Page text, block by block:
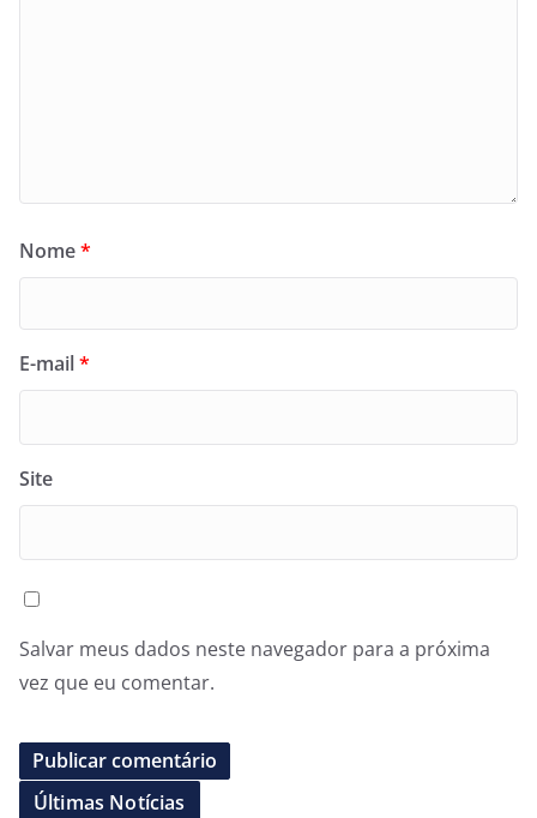
Nome*
E-mail*
Site
Salvar meus dados neste navegador para a próxima
vez que eu comentar.
Últimas Notícias